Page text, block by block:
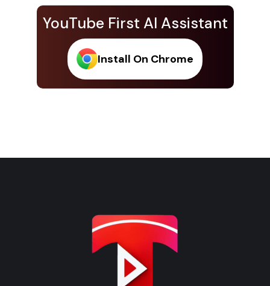
YouTube First AI Assistant
Install On Chrome